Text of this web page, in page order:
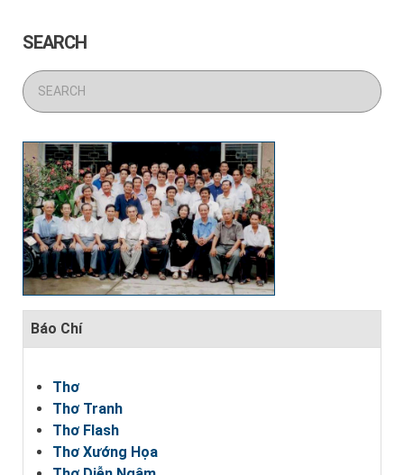
SEARCH
Báo Chí
Thơ
Thơ Tranh
Thơ Flash
Thơ Xướng Họa